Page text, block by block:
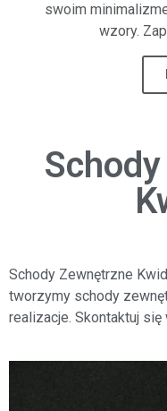
swoim
wzory.
Schody Zewnętrzne
tworzymy schody
realizacje. Skontaktuj się